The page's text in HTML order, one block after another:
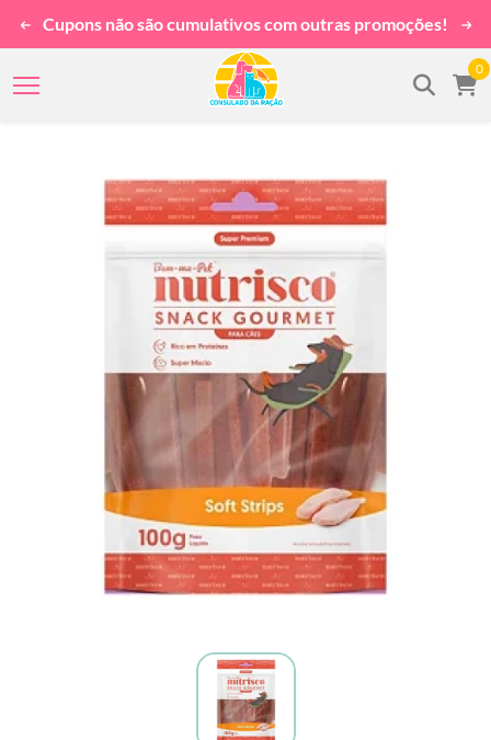
Cupons não são cumulativos com outras promoções!
0